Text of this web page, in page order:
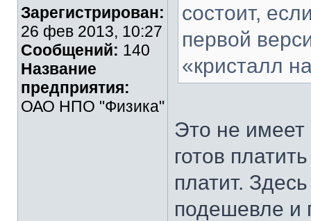
Зарегистрирован:
26 фев 2013, 10:27
Сообщений: 140
Название
предприятия:
ОАО НПО "Физика"
состоит,
первой
«кристалл
Это не имеет
готов
платит.
подешевле и